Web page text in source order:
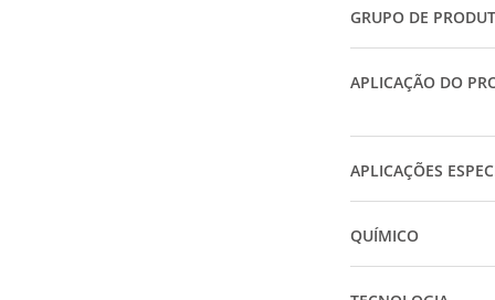
GRUPO DE
APLICAÇÃO DO
APLICAÇÕES
QUÍMICO